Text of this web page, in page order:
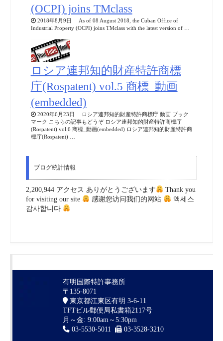
(OCPI) joins TMclass
2018年8月9日 As of 08 August 2018, the Cuban Office of
Industrial Property (OCPI) joins TMclass with the latest version of …
ロシア連邦知的財産特許商標
庁(Rospatent) vol.5 商標_動画
(embedded)
2020年6月23日 ロシア連邦知的財産特許商標庁 動画 ブック
マーク こちらの記事もどうぞ ロシア連邦知的財産特許商標庁
(Rospatent) vol.6 商標_動画(embedded) ロシア連邦知的財産特許商
標庁(Rospatent) …
ブログ統計情報
2,200,944 アクセス ありがとうございます
Thank you
for visiting our site
感谢您访问我们的网站
액세스
감사합니다
有明国際特許事務所
〒135-8071
東京都江東区有明 3-6-11
TFTビル郵便局私書箱2117号
月～金: 9:00am～5:30pm
03-5530-5011
03-3528-3210